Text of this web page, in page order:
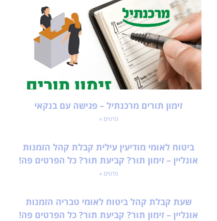
זימון תורים מרכנתיל – פגישה עם בנקאי
פרטים »
ביטוח לאומי מודיעין עילית קבלת קהל הזמנות
אונליין – זימון תור? קביעת תור? כל הפרטים פה!
פרטים »
שעת קבלת קהל ביטוח לאומי טבריה הזמנות
אונליין – זימון תור? קביעת תור? כל הפרטים פה!